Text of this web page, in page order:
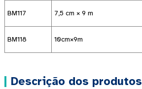
BM117 7,5 cm × 9 m
BM118 10cm×9m
Descrição dos produtos